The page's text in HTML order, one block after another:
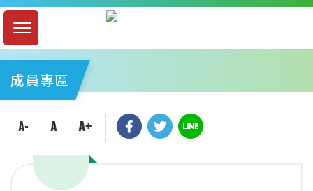
成員專區